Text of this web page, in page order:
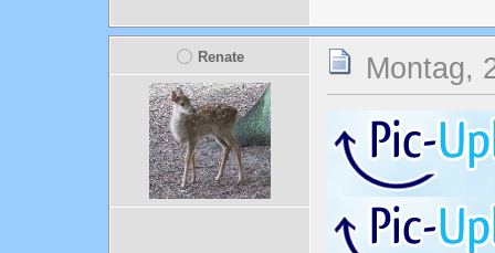
Renate Montag,